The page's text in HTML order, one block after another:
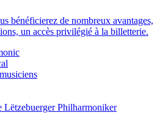
bénéficierez de nombreux avantages,
un accès privilégié à la billetterie.
Lëtzebuerger Philharmoniker